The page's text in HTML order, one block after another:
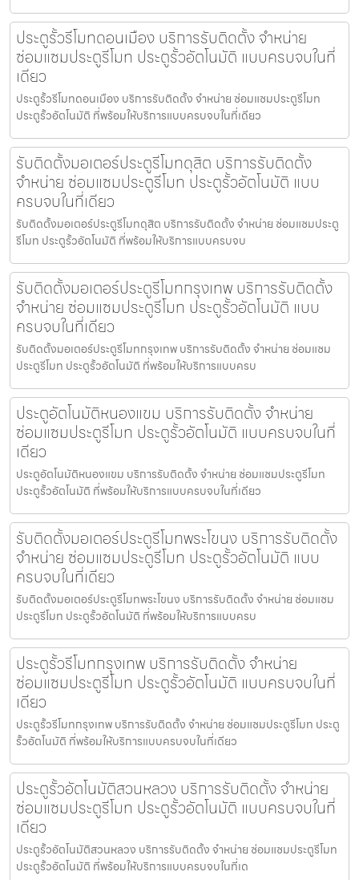
ประตูรั้วรีโมทดอนเมือง บริการรับติดตั้ง จำหน่าย
ซ่อมแซมประตูรีโมท ประตูรั้วอัตโนมัติ แบบครบจบในที่
เดียว
ประตูรั้วรีโมทดอนเมือง บริการรับติดตั้ง จำหน่าย ซ่อมแซมประตูรีโมท
ประตูรั้วอัตโนมัติ ที่พร้อมให้บริการแบบครบจบในที่เดียว
รับติดตั้งมอเตอร์ประตูรีโมทดุสิต บริการรับติดตั้ง
จำหน่าย ซ่อมแซมประตูรีโมท ประตูรั้วอัตโนมัติ แบบ
ครบจบในที่เดียว
รับติดตั้งมอเตอร์ประตูรีโมทดุสิต บริการรับติดตั้ง จำหน่าย ซ่อมแซมประตู
รีโมท ประตูรั้วอัตโนมัติ ที่พร้อมให้บริการแบบครบจบ
รับติดตั้งมอเตอร์ประตูรีโมทกรุงเทพ บริการรับติดตั้ง
จำหน่าย ซ่อมแซมประตูรีโมท ประตูรั้วอัตโนมัติ แบบ
ครบจบในที่เดียว
รับติดตั้งมอเตอร์ประตูรีโมทกรุงเทพ บริการรับติดตั้ง จำหน่าย ซ่อมแซม
ประตูรีโมท ประตูรั้วอัตโนมัติ ที่พร้อมให้บริการแบบครบ
ประตูอัตโนมัติหนองแขม บริการรับติดตั้ง จำหน่าย
ซ่อมแซมประตูรีโมท ประตูรั้วอัตโนมัติ แบบครบจบในที่
เดียว
ประตูอัตโนมัติหนองแขม บริการรับติดตั้ง จำหน่าย ซ่อมแซมประตูรีโมท
ประตูรั้วอัตโนมัติ ที่พร้อมให้บริการแบบครบจบในที่เดียว
รับติดตั้งมอเตอร์ประตูรีโมทพระโขนง บริการรับติดตั้ง
จำหน่าย ซ่อมแซมประตูรีโมท ประตูรั้วอัตโนมัติ แบบ
ครบจบในที่เดียว
รับติดตั้งมอเตอร์ประตูรีโมทพระโขนง บริการรับติดตั้ง จำหน่าย ซ่อมแซม
ประตูรีโมท ประตูรั้วอัตโนมัติ ที่พร้อมให้บริการแบบครบ
ประตูรั้วรีโมทกรุงเทพ บริการรับติดตั้ง จำหน่าย
ซ่อมแซมประตูรีโมท ประตูรั้วอัตโนมัติ แบบครบจบในที่
เดียว
ประตูรั้วรีโมทกรุงเทพ บริการรับติดตั้ง จำหน่าย ซ่อมแซมประตูรีโมท ประตู
รั้วอัตโนมัติ ที่พร้อมให้บริการแบบครบจบในที่เดียว
ประตูรั้วอัตโนมัติสวนหลวง บริการรับติดตั้ง จำหน่าย
ซ่อมแซมประตูรีโมท ประตูรั้วอัตโนมัติ แบบครบจบในที่
เดียว
ประตูรั้วอัตโนมัติสวนหลวง บริการรับติดตั้ง จำหน่าย ซ่อมแซมประตูรีโมท
ประตูรั้วอัตโนมัติ ที่พร้อมให้บริการแบบครบจบในที่เด